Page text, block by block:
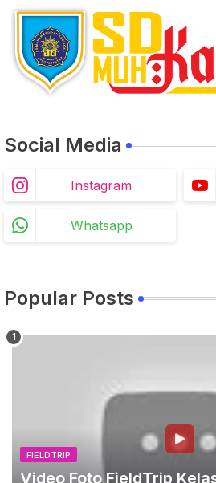
Social Media
Instagram
Whatsapp
Popular Posts
FIELDTRIP
Video Foto FieldTrip